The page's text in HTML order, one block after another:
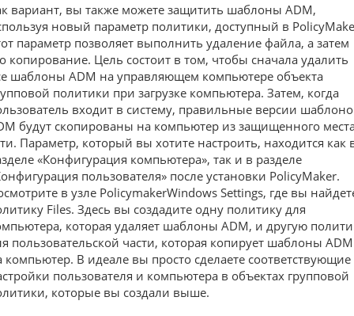
вариант, вы также можете защитить шаблоны ADM,
новый параметр политики, доступный в
параметр позволяет выполнить удаление файла, а затем
копирование. Цель состоит в том, чтобы сначала удалить
шаблоны ADM на управляющем компьютере объекта
политики при загрузке компьютера. Затем, когда
входит в систему, правильные версии
будут скопированы на компьютер из защищенного
Параметр, который вы хотите настроить, находится как
«Конфигурация компьютера», так и в разделе
пользователя» после установки PolicyMaker.
в узле PolicymakerWindows Settings, где вы
Files. Здесь вы создадите одну политику для
которая удаляет шаблоны ADM, и другую
пользовательской части, которая копирует шаблоны ADM
компьютер. В идеале вы просто сделаете соответствующие
пользователя и компьютера в объектах групповой
которые вы создали выше.